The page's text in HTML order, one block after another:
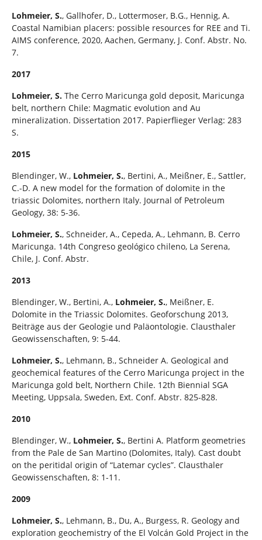
Lohmeier, S., Gallhofer, D., Lottermoser, B.G., Hennig, A.
Coastal Namibian placers: possible resources for REE and Ti.
AIMS conference, 2020, Aachen, Germany, J. Conf. Abstr. No.
7.
2017
Lohmeier, S. The Cerro Maricunga gold deposit, Maricunga
belt, northern Chile: Magmatic evolution and Au
mineralization. Dissertation 2017. Papierflieger Verlag: 283
S.
2015
Blendinger, W., Lohmeier, S., Bertini, A., Meißner, E., Sattler,
C.-D. A new model for the formation of dolomite in the
triassic Dolomites, northern Italy. Journal of Petroleum
Geology, 38: 5-36.
Lohmeier, S., Schneider, A., Cepeda, A., Lehmann, B. Cerro
Maricunga. 14th Congreso geológico chileno, La Serena,
Chile, J. Conf. Abstr.
2013
Blendinger, W., Bertini, A., Lohmeier, S., Meißner, E.
Dolomite in the Triassic Dolomites. Geoforschung 2013,
Beiträge aus der Geologie und Paläontologie. Clausthaler
Geowissenschaften, 9: 5-44.
Lohmeier, S., Lehmann, B., Schneider A. Geological and
geochemical features of the Cerro Maricunga project in the
Maricunga gold belt, Northern Chile. 12th Biennial SGA
Meeting, Uppsala, Sweden, Ext. Conf. Abstr. 825-828.
2010
Blendinger, W., Lohmeier, S., Bertini A. Platform geometries
from the Pale de San Martino (Dolomites, Italy). Cast doubt
on the peritidal origin of “Latemar cycles”. Clausthaler
Geowissenschaften, 8: 1-11.
2009
Lohmeier, S., Lehmann, B., Du, A., Burgess, R. Geology and
exploration geochemistry of the El Volcán Gold Project in the